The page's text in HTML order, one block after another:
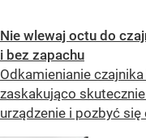
Nie wlewaj octu do
i bez zapachu
Odkamienianie
zaskakująco
urządzenie i pozbyć się